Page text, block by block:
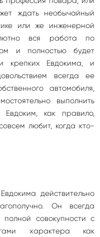
ждать необычайный
или же инженерной
вся работа по
и полностью будет
крепких Евдокима, и
всегда ее
автомобиля,
выполнить
как правило,
любит, когда кто-
действительно
Он всегда
совокупности с
характера как